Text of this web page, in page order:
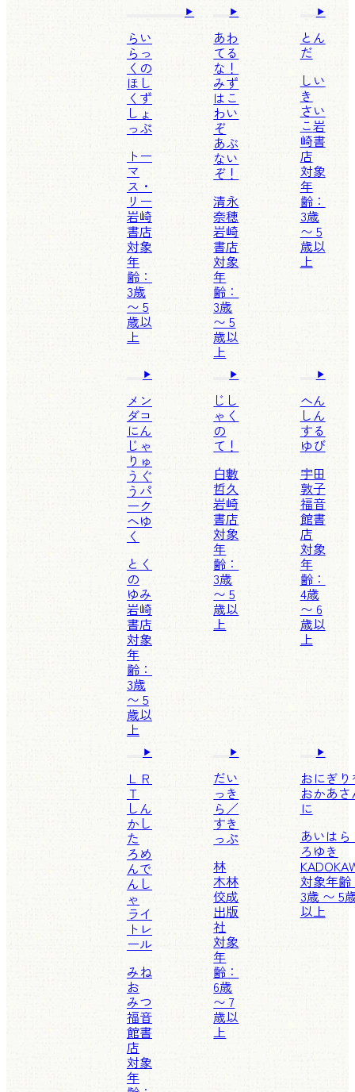
らい
らっ
くの
ほし
くず
しょ
っぷ
トー
マ
ス・
リー
岩崎
書店
対象
年
齢：
3歳
〜 5
歳以
上
あわ
てる
な！
みず
はこ
わい
ぞ
あぶ
ない
ぞ！
清永
奈穂
岩崎
書店
対象
年
齢：
3歳
〜 5
歳以
上
とん
だ
しい
き
さい
こ岩
崎書
店
対象
年
齢：
3歳
〜 5
歳以
上
メン
ダコ
にん
じゃ
りゅ
うぐ
うパ
ーク
へゆ
く
とく
の
ゆみ
岩崎
書店
対象
年
齢：
3歳
〜 5
歳以
上
じし
ゃく
の
て！
白數
哲久
岩崎
書店
対象
年
齢：
3歳
〜 5
歳以
上
へん
しん
する
ゆび
宇田
敦子
福音
館書
店
対象
年
齢：
4歳
〜 6
歳以
上
ＬＲ
Ｔ
しん
かし
た
ろめ
んで
んし
ゃ
ライ
トレ
ール
みね
お
みつ
福音
館書
店
対象
年
だい
っき
ら／
すき
っぷ
林
木林
佼成
出版
社
対象
年
齢：
6歳
〜 7
歳以
上
おにぎり
おかあさ
に
あいはら
ろゆき
対象年齢
3歳 〜 5
以上